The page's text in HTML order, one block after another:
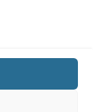
De nieuwe